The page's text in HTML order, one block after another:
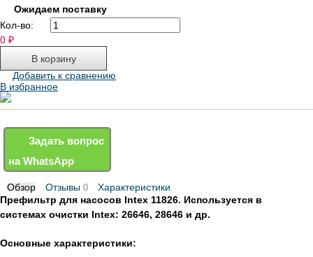
Ожидаем поставку
Кол-во:
0 ₽
Добавить к сравнению
В избранное
Задать вопрос
на WhatsApp
Обзор Отзывы 0
Характеристики
Префильтр для насосов Intex 11826. Используется в
системах очистки Intex: 26646, 28646 и др.
Основные характеристики: